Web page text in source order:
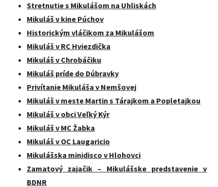
Stretnutie s Mikulášom na Uhliskách
Mikuláš v kine Púchov
Historickým vláčikom za Mikulášom
Mikuláš v RC Hviezdička
Mikuláš v Chrobáčiku
Mikuláš príde do Dúbravky
Privítanie Mikuláša v Nemšovej
Mikuláš v meste Martin s Tárajkom a Popletajkou
Mikuláš v obci Veľký Kýr
Mikuláš v MC Žabka
Mikuláš v OC Laugaricio
Mikulášska minidisco v Hlohovci
Zamatový zajačik – Mikulášske predstavenie v
BDNR